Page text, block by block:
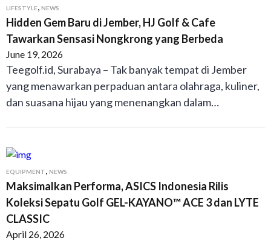
LIFESTYLE, NEWS
Hidden Gem Baru di Jember, HJ Golf & Cafe
Tawarkan Sensasi Nongkrong yang Berbeda
June 19, 2026
Teegolf.id, Surabaya – Tak banyak tempat di Jember
yang menawarkan perpaduan antara olahraga, kuliner,
dan suasana hijau yang menenangkan dalam…
EQUIPMENT, NEWS
Maksimalkan Performa, ASICS Indonesia Rilis
Koleksi Sepatu Golf GEL-KAYANO™ ACE 3 dan LYTE
CLASSIC
April 26, 2026